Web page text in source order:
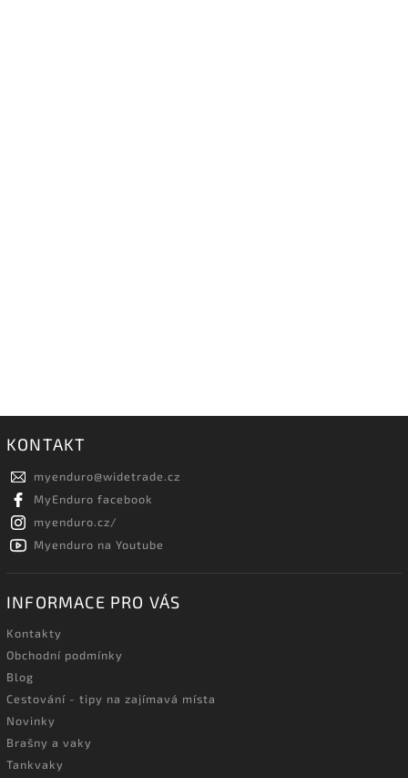
KONTAKT
myenduro@widetrade.cz
MyEnduro facebook
myenduro.cz/
Myenduro na Youtube
INFORMACE PRO VÁS
Kontakty
Obchodní podmínky
Blog
Cestování - tipy na zajímavá místa
Novinky
Brašny a vaky
Tankvaky